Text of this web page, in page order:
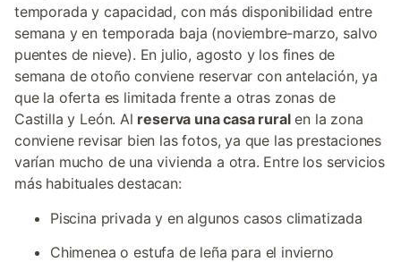
temporada y capacidad, con más disponibilidad entre
semana y en temporada baja (noviembre-marzo, salvo
puentes de nieve). En julio, agosto y los fines de
semana de otoño conviene reservar con antelación, ya
que la oferta es limitada frente a otras zonas de
Castilla y León. Al reserva una casa ruralen la zona
conviene revisar bien las fotos, ya que las prestaciones
varían mucho de una vivienda a otra. Entre los servicios
más habituales destacan:
Piscina privada y en algunos casos climatizada
Chimenea o estufa de leña para el invierno